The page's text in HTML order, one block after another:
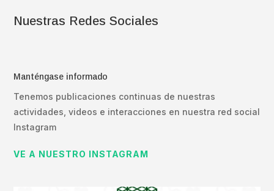
Nuestras Redes Sociales
Manténgase informado
Tenemos publicaciones continuas de nuestras
actividades, videos e interacciones en nuestra red social
Instagram
VE A NUESTRO INSTAGRAM